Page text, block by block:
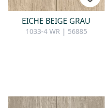
Zur Kontaktanfrage
EICHE BEIGE GRAU
1033-4 WR | 56885